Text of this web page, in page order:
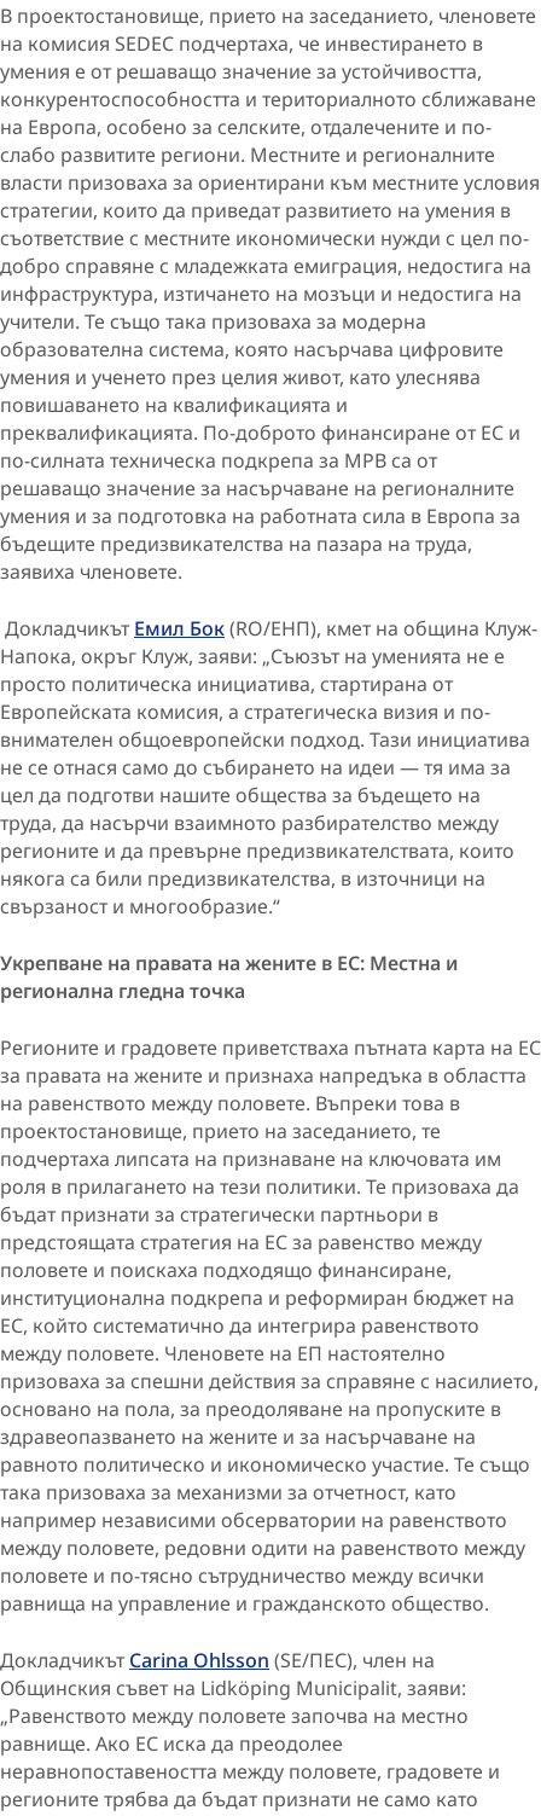
В проектостановище, прието на заседанието, членовете
на комисия SEDEC подчертаха, че инвестирането в
умения е от решаващо значение за устойчивостта,
конкурентоспособността и териториалното сближаване
на Европа, особено за селските, отдалечените и по-
слабо развитите региони. Местните и регионалните
власти призоваха за ориентирани към местните условия
стратегии, които да приведат развитието на умения в
съответствие с местните икономически нужди с цел по-
добро справяне с младежката емиграция, недостига на
инфраструктура, изтичането на мозъци и недостига на
учители. Те също така призоваха за модерна
образователна система, която насърчава цифровите
умения и ученето през целия живот, като улеснява
повишаването на квалификацията и
преквалификацията. По-доброто финансиране от ЕС и
по-силната техническа подкрепа за МРВ са от
решаващо значение за насърчаване на регионалните
умения и за подготовка на работната сила в Европа за
бъдещите предизвикателства на пазара на труда,
заявиха членовете.
Докладчикът Емил Бок(RO/ЕНП), кмет на община Клуж-
Напока, окръг Клуж, заяви: „Съюзът на уменията не е
просто политическа инициатива, стартирана от
Европейската комисия, а стратегическа визия и по-
внимателен общоевропейски подход. Тази инициатива
не се отнася само до събирането на идеи — тя има за
цел да подготви нашите общества за бъдещето на
труда, да насърчи взаимното разбирателство между
регионите и да превърне предизвикателствата, които
някога са били предизвикателства, в източници на
свързаност и многообразие.“
Укрепване на правата на жените в ЕС: Местна и
регионална гледна точка
Регионите и градовете приветстваха пътната карта на ЕС
за правата на жените и признаха напредъка в областта
на равенството между половете. Въпреки това в
проектостановище, прието на заседанието, те
подчертаха липсата на признаване на ключовата им
роля в прилагането на тези политики. Те призоваха да
бъдат признати за стратегически партньори в
предстоящата стратегия на ЕС за равенство между
половете и поискаха подходящо финансиране,
институционална подкрепа и реформиран бюджет на
ЕС, който систематично да интегрира равенството
между половете. Членовете на ЕП настоятелно
призоваха за спешни действия за справяне с насилието,
основано на пола, за преодоляване на пропуските в
здравеопазването на жените и за насърчаване на
равното политическо и икономическо участие. Те също
така призоваха за механизми за отчетност, като
например независими обсерватории на равенството
между половете, редовни одити на равенството между
половете и по-тясно сътрудничество между всички
равнища на управление и гражданското общество.
Докладчикът Carina Ohlsson (SE/ПЕС), член на
Общинския съвет на Lidköping Municipalit, заяви:
„Равенството между половете започва на местно
равнище. Ако ЕС иска да преодолее
неравнопоставеността между половете, градовете и
регионите трябва да бъдат признати не само като